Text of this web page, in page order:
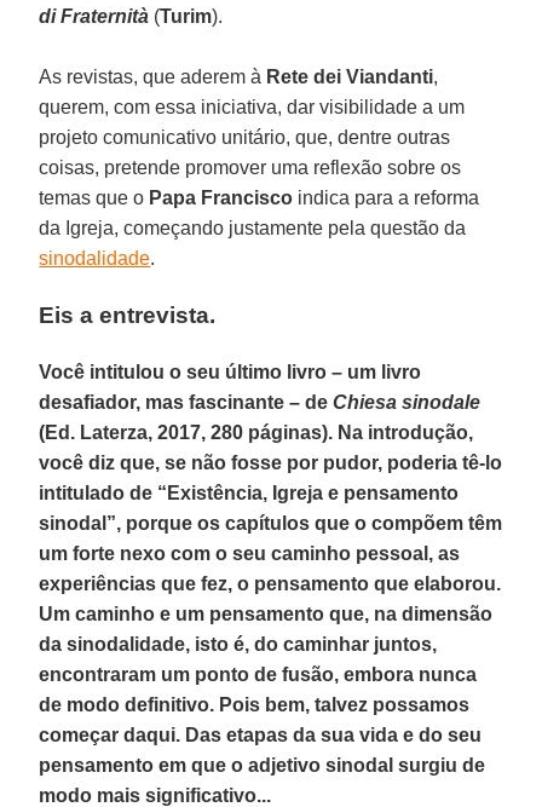
di Fraternità (Turim).
As revistas, que aderem à Rete dei Viandanti,
querem, com essa iniciativa, dar visibilidade a um
projeto comunicativo unitário, que, dentre outras
coisas, pretende promover uma reflexão sobre os
temas que o Papa Francisco indica para a reforma
da Igreja, começando justamente pela questão da
sinodalidade.
Eis a entrevista.
Você intitulou o seu último livro – um livro
desafiador, mas fascinante – deChiesa sinodale
(Ed. Laterza, 2017, 280 páginas). Na introdução,
você diz que, se não fosse por pudor, poderia tê-lo
intitulado de “Existência, Igreja e pensamento
sinodal”, porque os capítulos que o compõem têm
um forte nexo com o seu caminho pessoal, as
experiências que fez, o pensamento que elaborou.
Um caminho e um pensamento que, na dimensão
da sinodalidade, isto é, do caminhar juntos,
encontraram um ponto de fusão, embora nunca
de modo definitivo. Pois bem, talvez possamos
começar daqui. Das etapas da sua vida e do seu
pensamento em que o adjetivo sinodal surgiu de
modo mais significativo...